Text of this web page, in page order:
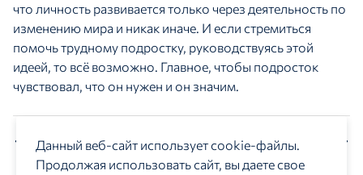
что личность развивается только через деятельность по
изменению мира и никак иначе. И если стремиться
помочь трудному подростку, руководствуясь этой
идеей, то всё возможно. Главное, чтобы подросток
чувствовал, что он нужен и он значим.
Предыдущий материал Следующий материал
Данный веб-сайт использует cookie-файлы.
Продолжая использовать сайт, вы даете свое